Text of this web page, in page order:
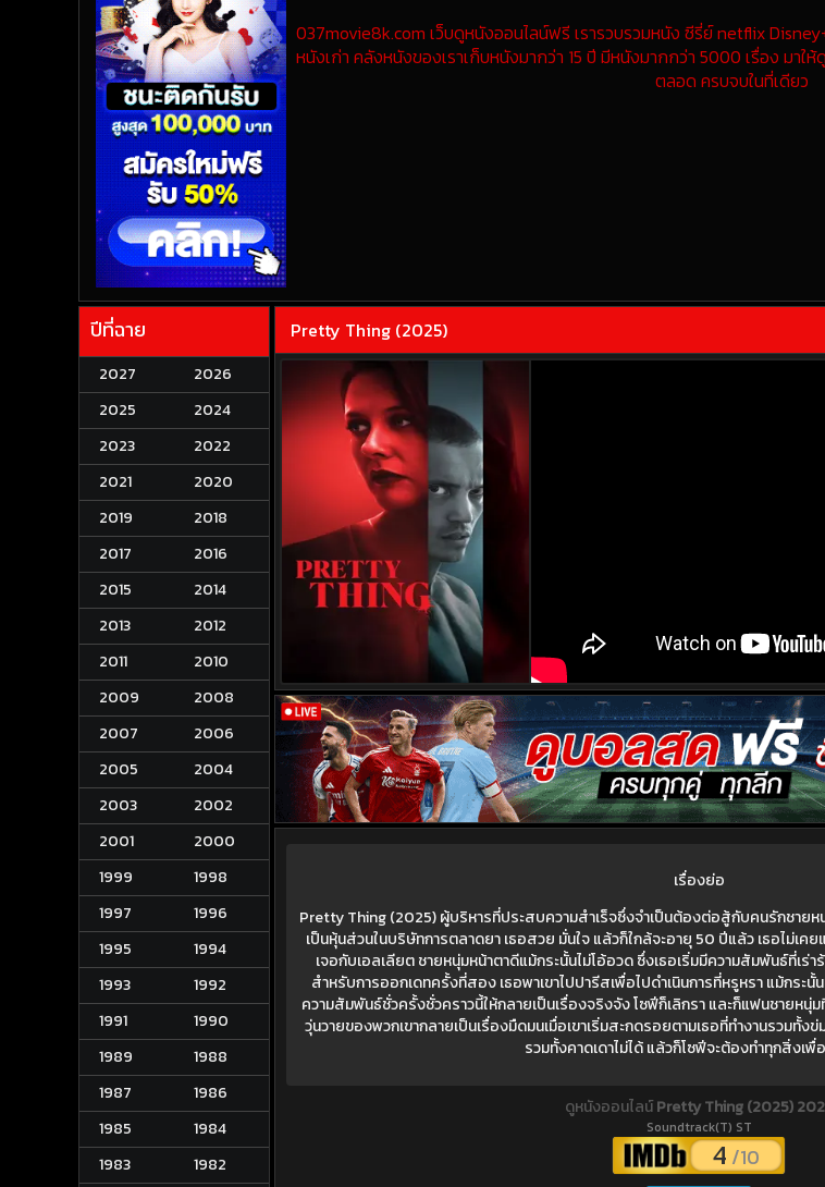
037movie8k.com เว็บดูหนังออนไลน์ฟรี เรารวบรวมหนัง ซีรี่ย์ netflix
หนังเก่า คลังหนังของเราเก็บหนังมากว่า 15 ปี มีหนังมากกว่า 5000 เรื่อง มา
ตลอด ครบจบในที่เดียว
ปีที่ฉาย
2027
2026
2025
2024
2023
2022
2021
2020
2019
2018
2017
2016
2015
2014
2013
2012
2011
2010
2009
2008
2007
2006
2005
2004
2003
2002
2001
2000
1999
1998
1997
1996
1995
1994
1993
1992
1991
1990
1989
1988
1987
1986
1985
1984
1983
1982
Pretty Thing (2025)
เรื่องย่อ
Pretty Thing (2025) ผู้บริหารที่ประสบความสำเร็จซึ่งจำเป็นต้องต่อสู้กับคนรักชายห
เป็นหุ้นส่วนในบริษัทการตลาดยา เธอสวย มั่นใจ แล้วก็ใกล้จะอายุ 50 ปีแล้ว เธอไม่เค
เจอกับเอลเลียต ชายหนุ่มหน้าตาดีแม้กระนั้นไม่โอ้อวด ซึ่งเธอเริ่มมีความสัมพันธ์ที่เร่
สำหรับการออกเดทครั้งที่สอง เธอพาเขาไปปารีสเพื่อไปดำเนินการที่หรูหรา แม้กระ
ความสัมพันธ์ชั่วครั้งชั่วคราวนี้ให้กลายเป็นเรื่องจริงจัง โซฟีก็เลิกรา และก็แฟนชายห
วุ่นวายของพวกเขากลายเป็นเรื่องมืดมนเมื่อเขาเริ่มสะกดรอยตามเธอที่ทำงานรวมทั้
รวมทั้งคาดเดาไม่ได้ แล้วก็โซฟีจะต้องทำทุกสิ่งเพื่
ดูหนังออนไลน์Pretty Thing (2025)
Soundtrack(T) ST
4 /10